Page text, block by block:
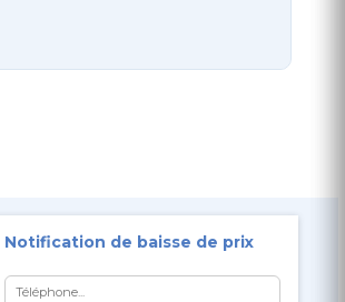
Notification de baisse de prix